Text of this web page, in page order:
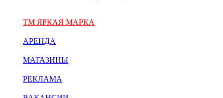
ТМ ЯРКАЯ МАРКА
АРЕНДА
МАГАЗИНЫ
РЕКЛАМА